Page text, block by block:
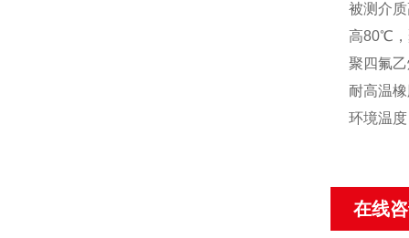
被测介
高80℃
聚四氟
耐高温
环境温
在线